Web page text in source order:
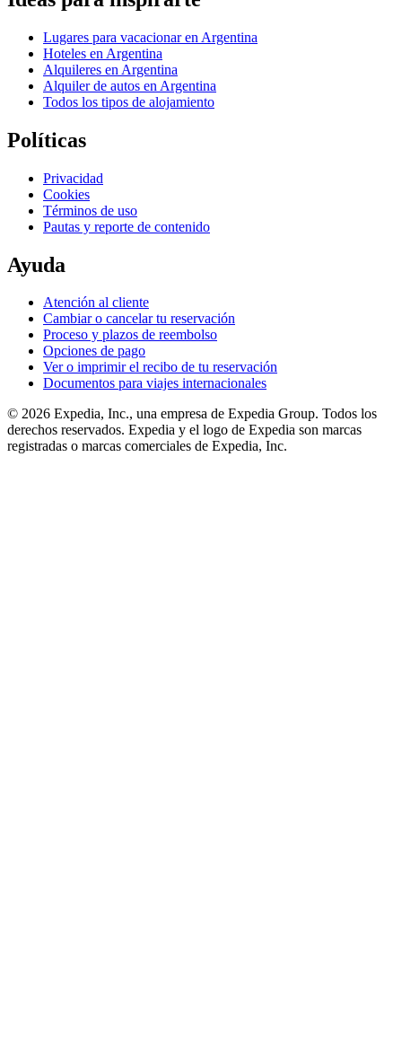
Lugares para vacacionar en Argentina
Hoteles en Argentina
Alquileres en Argentina
Alquiler de autos en Argentina
Todos los tipos de alojamiento
Políticas
Privacidad
Cookies
Términos de uso
Pautas y reporte de contenido
Ayuda
Atención al cliente
Cambiar o cancelar tu reservación
Proceso y plazos de reembolso
Opciones de pago
Ver o imprimir el recibo de tu reservación
Documentos para viajes internacionales
© 2026 Expedia, Inc., una empresa de Expedia Group. Todos los
derechos reservados. Expedia y el logo de Expedia son marcas
registradas o marcas comerciales de Expedia, Inc.